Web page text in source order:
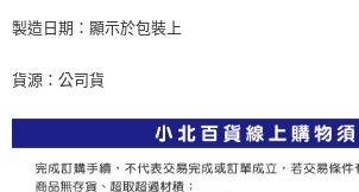
３．收到繳費通知簡訊後14天內，點擊此簡訊中的連
※ 請注意：結帳手續完成當下不需立刻繳費，但若您
後付繳納相關費用。
※ 交易是否成功請以「AFTEE先享後付 」之結帳頁
是否繳費成功／繳費後需取消欲退款等相關疑問，
客戶支援中心」https://
每筆NT$60，滿NT$599(含以上)免運費
每筆NT$60，滿NT$599(含以上)免運費
製造日期：顯示於包裝上
貨源：公司貨